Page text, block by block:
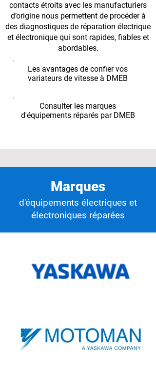
contacts étroits avec les manufacturiers
d’origine nous permettent de procéder à
des diagnostiques de réparation électrique
et électronique qui sont rapides, fiables et
abordables.
Les avantages de confier vos
variateurs de vitesse à DMEB
Consulter les marques
d'équipements réparés par DMEB
Marques
d'équipements électriques et
électroniques réparées